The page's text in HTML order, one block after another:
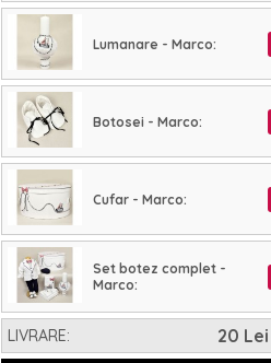
Lumanare - Marco:
Botosei - Marco:
Cufar - Marco:
Set botez complet -
Marco:
LIVRARE: 20 Lei